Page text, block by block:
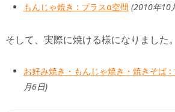
もんじゃ焼き : プラスα空間 (2010年10
そして、実際に焼ける様になりました。
お好み焼き・もんじゃ焼き・焼きそば :
月6日)